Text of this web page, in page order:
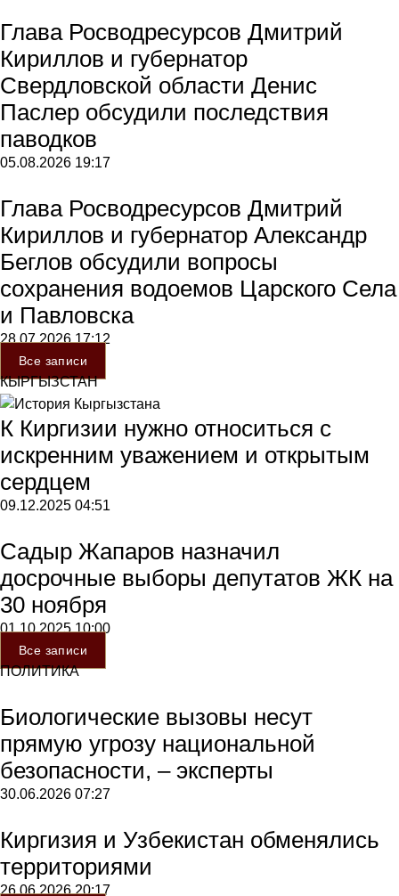
Глава Росводресурсов Дмитрий
Кириллов и губернатор
Свердловской области Денис
Паслер обсудили последствия
паводков
05.08.2026 19:17
Глава Росводресурсов Дмитрий
Кириллов и губернатор Александр
Беглов обсудили вопросы
сохранения водоемов Царского Села
и Павловска
28.07.202617:12
Все записи
КЫРГЫЗСТАН
К Киргизии нужно относиться с
искренним уважением и открытым
сердцем
09.12.2025 04:51
Садыр Жапаров назначил
досрочные выборы депутатов ЖК на
30 ноября
01.10.202510:00
Все записи
ПОЛИТИКА
Биологические вызовы несут
прямую угрозу национальной
безопасности, – эксперты
30.06.2026 07:27
Киргизия и Узбекистан обменялись
территориями
26.06.202620:17